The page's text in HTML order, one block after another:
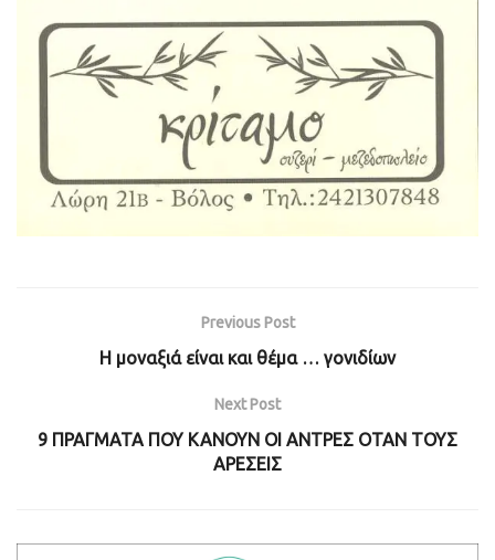
Previous Post
Η μοναξιά είναι και θέμα … γονιδίων
Next Post
9 ΠΡΑΓΜΑΤΑ ΠΟΥ ΚΑΝΟΥΝ ΟΙ ΑΝΤΡΕΣ ΟΤΑΝ ΤΟΥΣ
ΑΡΕΣΕΙΣ